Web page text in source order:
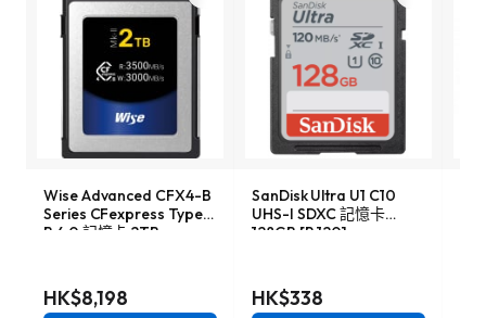
Wise Advanced CFX4-B
Series CFexpress Type-
B 4.0 記憶卡 2TB
HK$8,198
SanDisk Ultra U1 C10
UHS-I SDXC 記憶卡
128GB [R:120]
HK$338